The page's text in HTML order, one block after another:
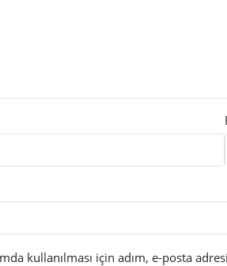
kullanılması için adım, e-posta